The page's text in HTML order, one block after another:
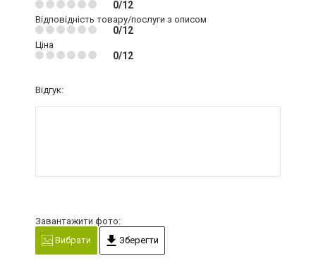
0/12
Відповідність товару/послуги з описом
0/12
Ціна
0/12
Відгук:
Завантажити фото:
Вибрати
Зберегти